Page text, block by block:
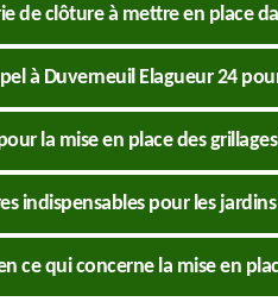
de clôture à mettre en place
à Duverneuil Elagueur 24
la mise en place des
indispensables pour les
ce qui concerne la mise en